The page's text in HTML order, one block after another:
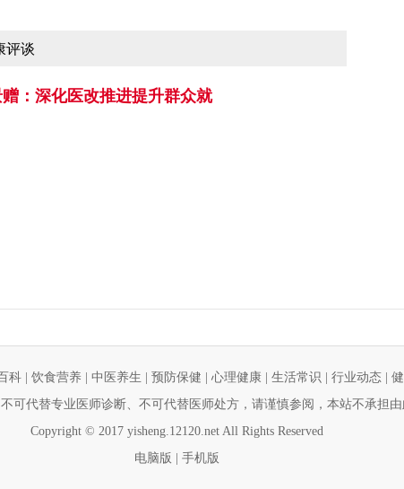
评谈
：深化医改推进提升群众就
科 饮食营养 中医养生 预防保健 心理健康 生活常识 行业动态
可代替专业医师诊断、不可代替医师处方，请谨慎参阅，本站不承担由
Copyright © 2017 yisheng.12120.net All Rights Reserved
电脑版
手机版